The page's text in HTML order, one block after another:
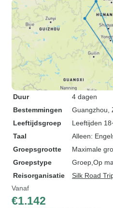
Duur
4 dagen
Bestemmingen
Guangzhou
Leeftijdsgroep
Leeftijden
Taal
Alleen:
Groepsgrootte
Maximale
Groepstype
Groep Op
Reisorganisatie
Silk Road
Vanaf
€1.142